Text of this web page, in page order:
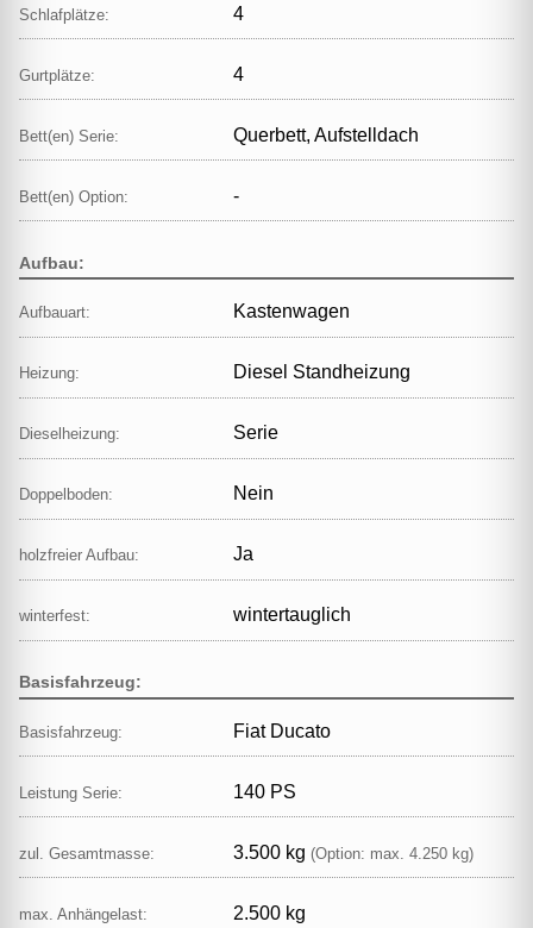
Schlafplätze: 4
Gurtplätze: 4
Bett(en) Serie: Querbett, Aufstelldach
Bett(en) Option: -
Aufbau:
Aufbauart: Kastenwagen
Heizung: Diesel Standheizung
Dieselheizung: Serie
Doppelboden: Nein
holzfreier Aufbau: Ja
winterfest: wintertauglich
Basisfahrzeug:
Basisfahrzeug: Fiat Ducato
Leistung Serie: 140 PS
zul. Gesamtmasse: 3.500 kg (Option: max. 4.250 kg)
max. Anhängelast: 2.500 kg